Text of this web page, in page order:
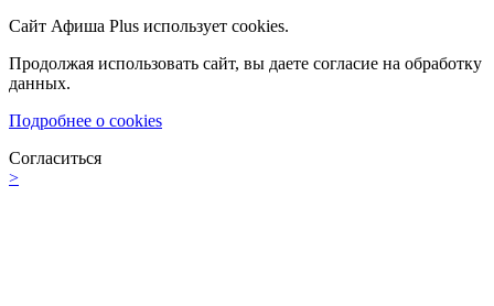
Сайт Афиша Plus использует cookies.
Продолжая использовать сайт, вы даете согласие на обработку
данных.
Подробнее о cookies
Согласиться
>